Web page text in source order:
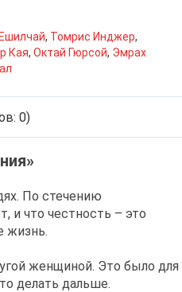
, Томрис Инджер,
Кая, Октай Гюрсой, Эмрах
0)
По стечению
и что честность – это
жизнь.
женщиной. Это было для
делать дальше.